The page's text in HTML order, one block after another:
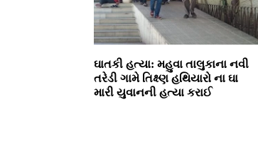
ઘાતકી હત્યા: મહુવા તાલુકાના નવી
તરેડી ગામે તિક્ષ્ણ હથિયારો ના ઘા
મારી યુવાનની હત્યા કરાઈ